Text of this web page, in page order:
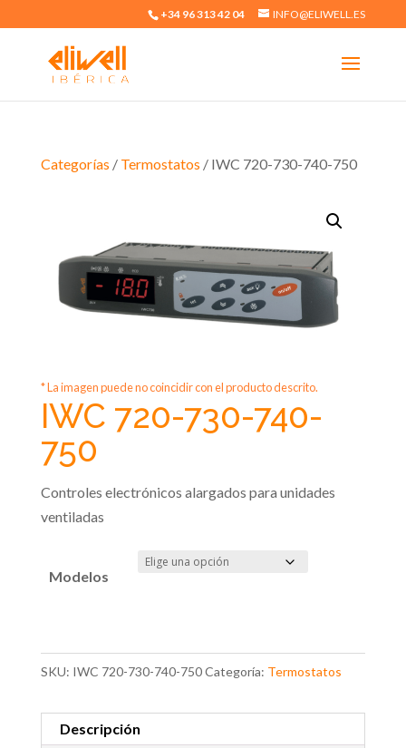
+34 96 313 42 04 INFO@ELIWELL.ES
Categorías / Termostatos / IWC 720-730-740-750
* La imagen puede no coincidir con el producto descrito.
IWC 720-730-740-
750
Controles electrónicos alargados para unidades
ventiladas
Modelos
SKU: IWC 720-730-740-750Categoría: Termostatos
Descripción